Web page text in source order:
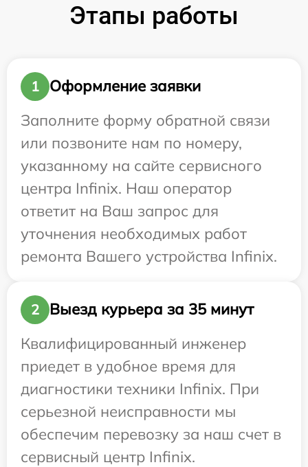
Этапы работы
1
Оформление заявки
Заполните форму обратной связи
или позвоните нам по номеру,
указанному на сайте сервисного
центра Infinix. Наш оператор
ответит на Ваш запрос для
уточнения необходимых работ
ремонта Вашего устройства Infinix.
2
Выезд курьера за 35 минут
Квалифицированный инженер
приедет в удобное время для
диагностики техники Infinix. При
серьезной неисправности мы
обеспечим перевозку за наш счет в
сервисный центр Infinix.